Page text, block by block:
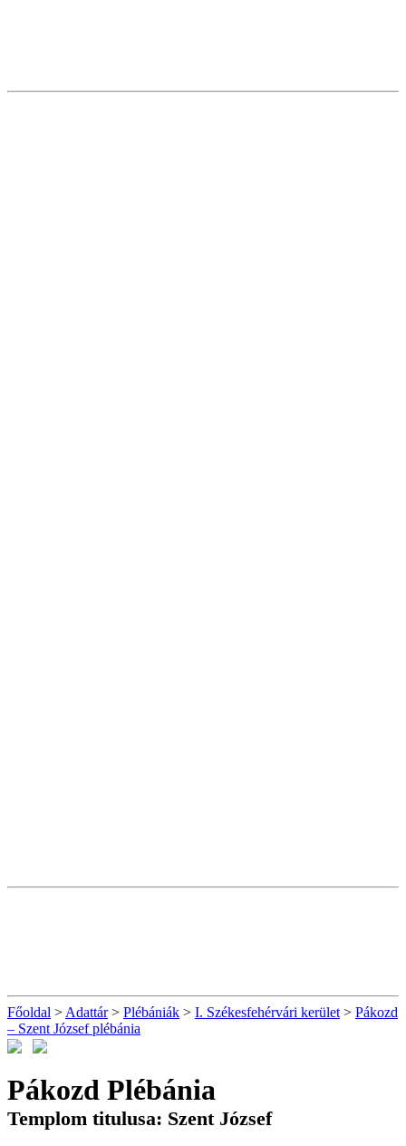
Főoldal > Adattár> Plébániák > I. Székesfehérvári kerület > Pákozd
– Szent József plébánia
Pákozd Plébánia
Templom titulusa: Szent József